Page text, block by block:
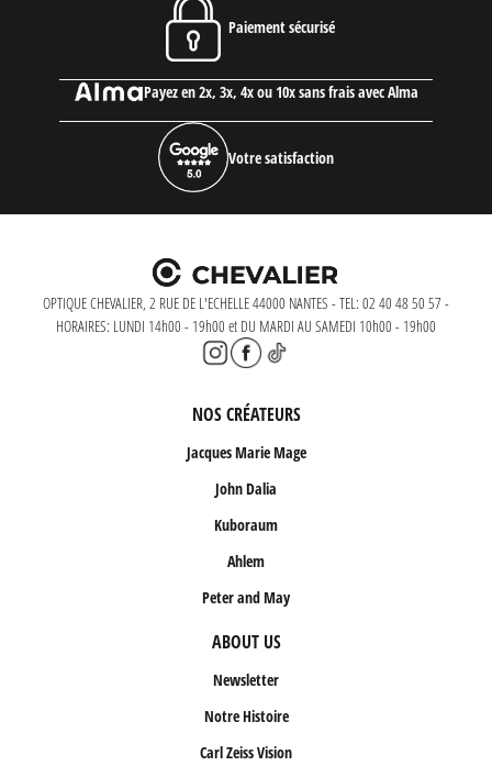
Paiement sécurisé
Payez en 2x, 3x, 4x ou 10x sans frais avec Alma
Votre satisfaction
OPTIQUE CHEVALIER, 2 RUE DE L'ECHELLE 44000 NANTES - TEL: 02 40 48 50 57 -
HORAIRES: LUNDI 14h00 - 19h00 et DU MARDI AU SAMEDI 10h00 - 19h00
NOS CRÉATEURS
Jacques Marie Mage
John Dalia
Kuboraum
Ahlem
Peter and May
ABOUT US
Newsletter
Notre Histoire
Carl Zeiss Vision